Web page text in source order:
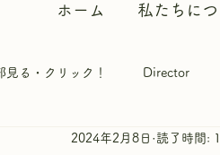
ホーム 私たちに
見る・クリック！ Director
2024年2月8日 読了時間: